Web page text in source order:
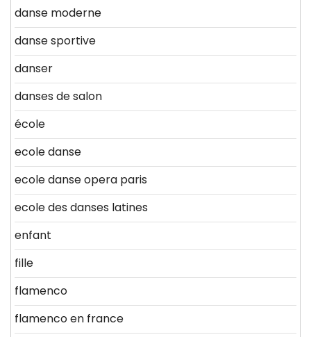
danse moderne
danse sportive
danser
danses de salon
école
ecole danse
ecole danse opera paris
ecole des danses latines
enfant
fille
flamenco
flamenco en france